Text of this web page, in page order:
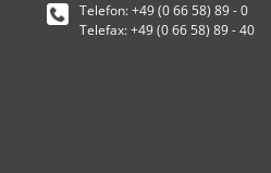
Telefon: +49 (0 66 58) 89 - 0
Telefax: +49 (0 66 58) 89 - 40